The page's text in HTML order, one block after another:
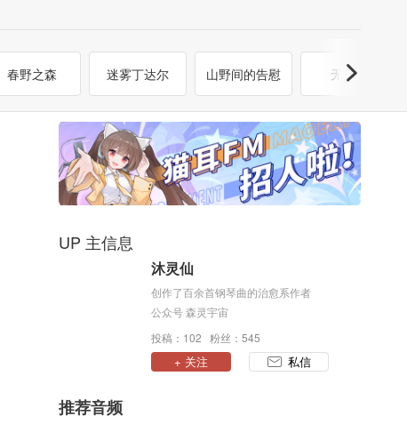
春野之森 迷雾丁达尔 山野间的告慰 无尽夏
UP 主信息
沐灵仙
创作了百余首钢琴曲的治愈系作者
公众号 森灵宇宙
投稿：102 粉丝：545
+ 关注 私信
推荐音频